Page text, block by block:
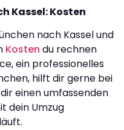
Kassel: Kosten
nach Kassel und
Kosten du rechnen
ein professionelles
hilft dir gerne bei
einen umfassenden
dein Umzug